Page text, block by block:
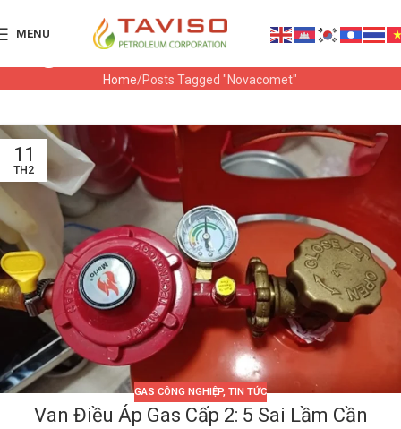
MENU
Tag Archives: Novacomet
Home Posts Tagged "Novacomet"
11
TH2
GAS CÔNG NGHIỆP, TIN TỨC
Van Điều Áp Gas Cấp 2: 5 Sai Lầm Cần